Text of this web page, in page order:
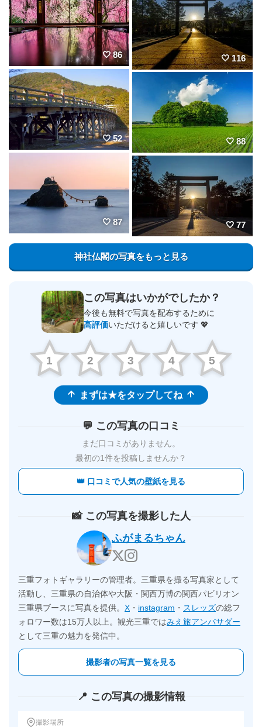
86 116
52 88
87 77
神社仏閣の写真をもっと見る
この写真はいかがでしたか？
今後も無料で写真を配布するために
高評価いただけると嬉しいです 💖
1 2 3 4 5
まずは★をタップしてね
💬 この写真の口コミ
まだ口コミがありません。
最初の1件を投稿しませんか？
👑 口コミで人気の壁紙を見る
📸 この写真を撮影した人
ふがまるちゃん
三重フォトギャラリーの管理者。三重県を撮る写真家として
活動し、三重県の自治体や大阪・関西万博の関西パビリオン
三重県ブースに写真を提供。 X ・ instagram ・ スレッズの総フ
ォロワー数は15万人以上。観光三重ではみえ旅アンバサダー
として三重の魅力を発信中。
撮影者の写真一覧を見る
📍 この写真の撮影情報
撮影場所